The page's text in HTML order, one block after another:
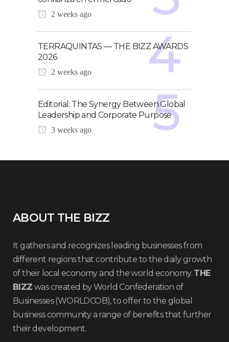
2 weeks ago
TERRAQUINTAS — THE BIZZ AWARDS
2026
2 weeks ago
Editorial: The Synergy Between Global
Leadership and Corporate Purpose
3 weeks ago
ABOUT THE BIZZ
It gathers and recognizes leading businesses from
different regions that contribute to the daily growth
of their local economy and the world economy. THE
BIZZ was created by World Confederation of
Businesses (WORLDCOB), to offer to the global
business community a range of benefits that further
their development.